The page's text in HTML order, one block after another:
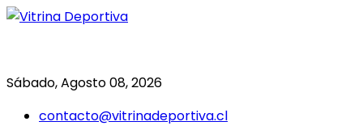
Saltar
Sábado, Agosto 08, 2026
contacto@vitrinadeportiva.cl